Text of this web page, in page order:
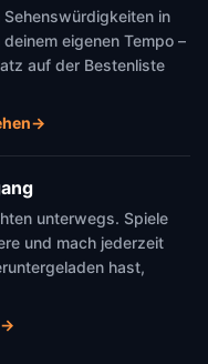
in
eigenen Tempo –
auf der Bestenliste
→
unterwegs. Spiele
und mach jederzeit
hast,
→